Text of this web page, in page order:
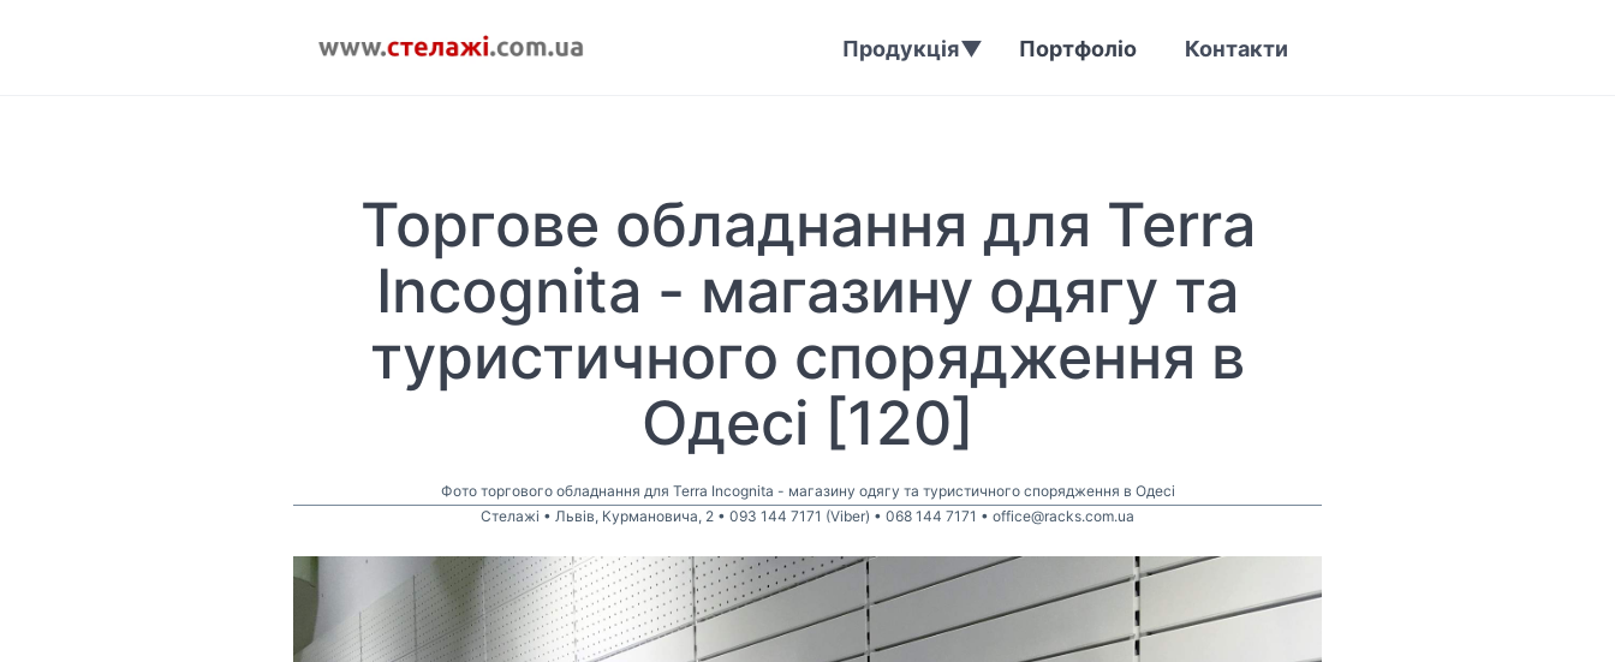
Продукція Портфоліо Контакти
Торгове обладнання для Terra
Incognita - магазину одягу та
туристичного спорядження в
Одесі [120]
Фото торгового обладнання для Terra Incognita - магазину одягу та туристичного спорядження в Одесі
Стелажі • Львів, Курмановича, 2 • 093 144 7171 (Viber) • 068 144 7171 • office@racks.com.ua